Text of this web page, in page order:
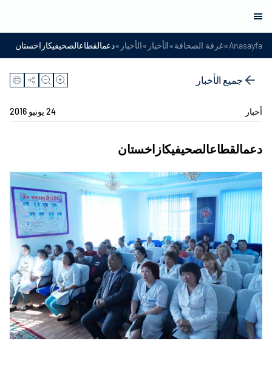
Anasayfa
»غرفة الصحافة»الأخبار »الأخبار »دعمالقطاعالصحيفيكازاخستان
جميع الأخبار
أخبار 24 يونيو 2016
دعمالقطاعالصحيفيكازاخستان